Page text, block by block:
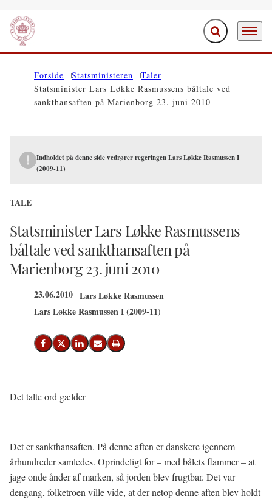
Gå til forsiden Fold søgefelt ud
Menu
Forside Statsministeren
Taler
Statsminister Lars Løkke Rasmussens båltale ved
sankthansaften på Marienborg 23. juni 2010
Indholdet på denne side vedrører regeringen Lars Løkke Rasmussen I
(2009-11)
TALE
Statsminister Lars Løkke Rasmussens
båltale ved sankthansaften på
Marienborg 23. juni 2010
23.06.2010 Lars Løkke Rasmussen
Lars Løkke Rasmussen I (2009-11)
Del på Facebook
Del på X (Twitter)
Del på LinkedIn
Send email
Print
Det talte ord gælder
Det er sankthansaften. På denne aften er danskere igennem
århundreder samledes. Oprindeligt for – med bålets flammer – at
jage onde ånder af marken, så jorden blev frugtbar. Det var
dengang, folketroen ville vide, at der netop denne aften blev holdt